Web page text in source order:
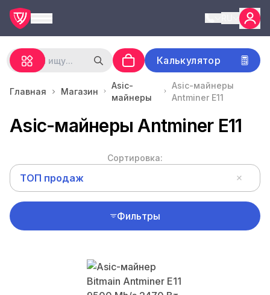
Калькулятор
Главная Магазин
Asic-
майнеры
Asic-майнеры
Antminer E11
Asic-майнеры Antminer E11
Сортировка:
ТОП продаж
Фильтры